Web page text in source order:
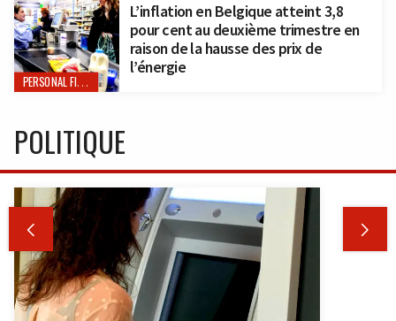
PERSONAL FINANCE
L’inflation en Belgique atteint 3,8
pour cent au deuxième trimestre en
raison de la hausse des prix de
l’énergie
POLITIQUE
 